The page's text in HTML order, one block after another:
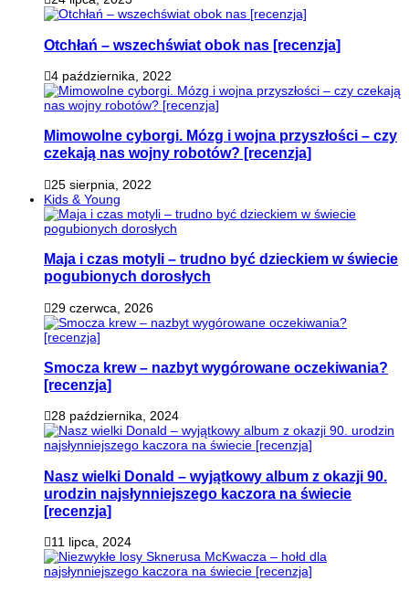
Otchłań – wszechświat obok nas [recenzja]
4 października, 2022
Mimowolne cyborgi. Mózg i wojna przyszłości – czy
czekają nas wojny robotów? [recenzja]
25 sierpnia, 2022
Kids & Young
Maja i czas motyli – trudno być dzieckiem w świecie
pogubionych dorosłych
29 czerwca, 2026
Smocza krew – nazbyt wygórowane oczekiwania?
[recenzja]
28 października, 2024
Nasz wielki Donald – wyjątkowy album z okazji 90.
urodzin najsłynniejszego kaczora na świecie
[recenzja]
11 lipca, 2024